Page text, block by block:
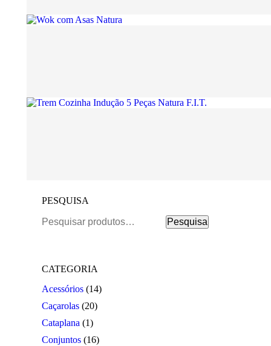
PESQUISA
Pesquisar
Pesquisa
CATEGORIA
Acessórios (14)
Caçarolas (20)
Cataplana (1)
Conjuntos (16)